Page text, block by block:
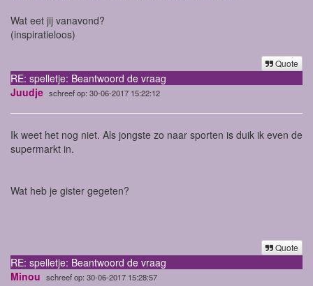
Wat eet jij vanavond?
(inspiratieloos)
Quote
RE: spelletje: Beantwoord de vraag
Juudje schreef op: 30-06-2017 15:22:12
Ik weet het nog niet. Als jongste zo naar sporten is duik ik even de
supermarkt in.
Wat heb je gister gegeten?
Quote
RE: spelletje: Beantwoord de vraag
Minou schreef op: 30-06-2017 15:28:57